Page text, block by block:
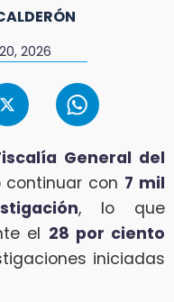
2026
General del
continuar con 7 mil
, lo que
el 28 por ciento
iniciadas